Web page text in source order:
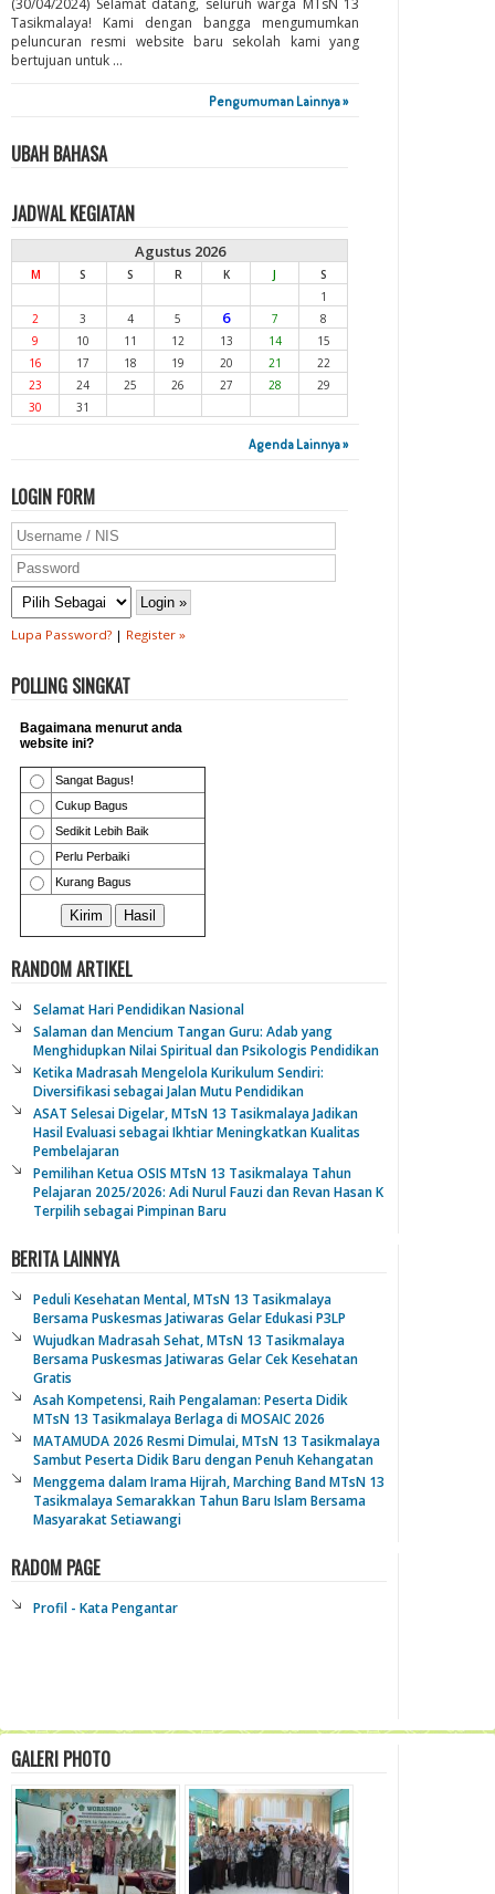
(30/04/2024) Selamat datang, seluruh warga MTsN 13
Tasikmalaya! Kami dengan bangga mengumumkan
peluncuran resmi website baru sekolah kami yang
bertujuan untuk ...
Pengumuman Lainnya »
UBAH BAHASA
JADWAL KEGIATAN
Agustus 2026
M S S R K J
S
1
2
3 4 5 6 7
8
9
10 11 12 13 14
15
16
17 18 19 20 21
22
23
24 25 26 27 28
29
30
31
Agenda Lainnya »
LOGIN FORM
Lupa Password? | Register »
POLLING SINGKAT
RANDOM ARTIKEL
Selamat Hari Pendidikan Nasional
Salaman dan Mencium Tangan Guru: Adab yang
Menghidupkan Nilai Spiritual dan Psikologis Pendidikan
Ketika Madrasah Mengelola Kurikulum Sendiri:
Diversifikasi sebagai Jalan Mutu Pendidikan
ASAT Selesai Digelar, MTsN 13 Tasikmalaya Jadikan
Hasil Evaluasi sebagai Ikhtiar Meningkatkan Kualitas
Pembelajaran
Pemilihan Ketua OSIS MTsN 13 Tasikmalaya Tahun
Pelajaran 2025/2026: Adi Nurul Fauzi dan Revan Hasan K
Terpilih sebagai Pimpinan Baru
BERITA LAINNYA
Peduli Kesehatan Mental, MTsN 13 Tasikmalaya
Bersama Puskesmas Jatiwaras Gelar Edukasi P3LP
Wujudkan Madrasah Sehat, MTsN 13 Tasikmalaya
Bersama Puskesmas Jatiwaras Gelar Cek Kesehatan
Gratis
Asah Kompetensi, Raih Pengalaman: Peserta Didik
MTsN 13 Tasikmalaya Berlaga di MOSAIC 2026
MATAMUDA 2026 Resmi Dimulai, MTsN 13 Tasikmalaya
Sambut Peserta Didik Baru dengan Penuh Kehangatan
Menggema dalam Irama Hijrah, Marching Band MTsN 13
Tasikmalaya Semarakkan Tahun Baru Islam Bersama
Masyarakat Setiawangi
RADOM PAGE
Profil - Kata Pengantar
GALERI PHOTO